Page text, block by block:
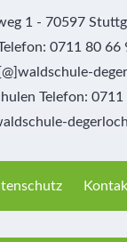
1 - 70597
0711 80
Telefon: